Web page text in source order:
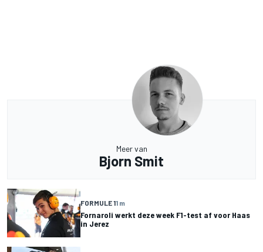
Meer van
Bjorn Smit
FORMULE 11 m
Fornaroli werkt deze week F1-test af voor Haas
in Jerez